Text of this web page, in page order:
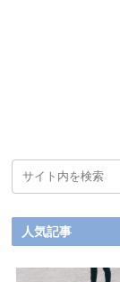
人気記事